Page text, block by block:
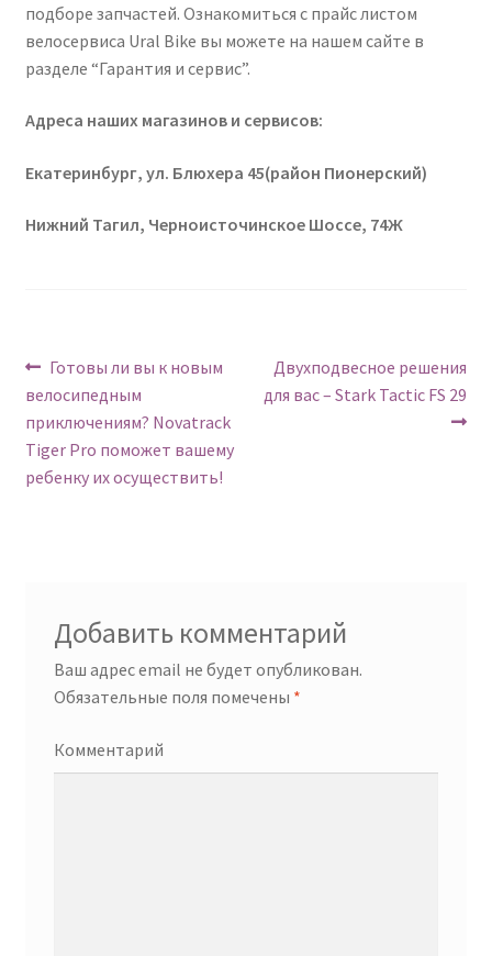
подборе запчастей. Ознакомиться с прайс листом
велосервиса Ural Bike вы можете на нашем сайте в
разделе “Гарантия и сервис”.
Адреса наших магазинов и сервисов:
Екатеринбург, ул. Блюхера 45(район Пионерский)
Нижний Тагил, Черноисточинское Шоссе, 74Ж
Навигация
по
записям
Предыдущий:
Готовы ли вы к новым
велосипедным
приключениям? Novatrack
Tiger Pro поможет вашему
ребенку их осуществить!
Следующий:
Двухподвесное решения
для вас – Stark Tactic FS 29
Добавить комментарий
Ваш адрес email не будет опубликован.
Обязательные поля помечены *
Комментарий